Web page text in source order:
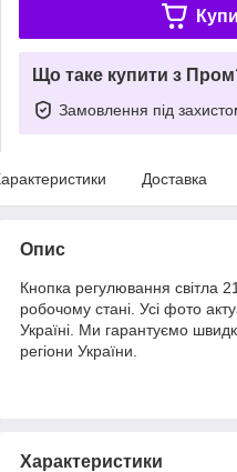
Що таке купити з
Замовлення під
Доставка
Опис
Кнопка регулювання світла
робочому стані. Усі фото
Україні. Ми гарантуємо
регіони України.
Характеристики